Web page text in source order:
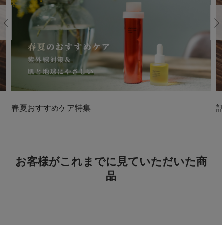
Previous
春夏おすすめケア特集
お客様がこれまでに見ていただいた商
品